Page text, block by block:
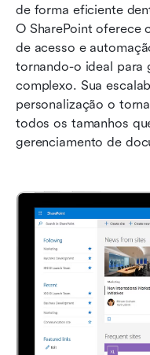
de forma eficiente
O SharePoint oferece
de acesso e
tornando-o ideal para
complexo. Sua
personalização o
todos os tamanhos
gerenciamento de